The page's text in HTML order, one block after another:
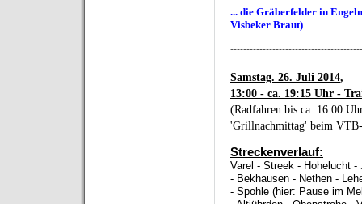
... die Gräberfelder in
Visbeker Braut)
Samstag. 26. Juli 2014,
13:00 - ca. 19:15 Uhr -
(Radfahren bis ca. 16:00
'Grillnachmittag' beim
Streckenverlauf:
Varel - Streek - Hohelucht -
- Bekhausen - Nethen -
- Spohle (hier: Pause im